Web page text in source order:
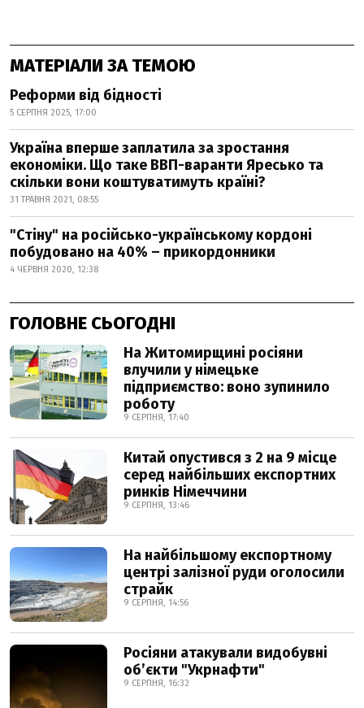
МАТЕРІАЛИ ЗА ТЕМОЮ
Реформи від бідності
5 СЕРПНЯ 2025, 17:00
Україна вперше заплатила за зростання
економіки. Що таке ВВП-варанти Яресько та
скільки вони коштуватимуть країні?
31 ТРАВНЯ 2021, 08:55
"Стіну" на російсько-українському кордоні
побудовано на 40% – прикордонники
4 ЧЕРВНЯ 2020, 12:38
ГОЛОВНЕ СЬОГОДНІ
На Житомирщині росіяни
влучили у німецьке
підприємство: воно зупинило
роботу
9 СЕРПНЯ, 17:40
Китай опустився з 2 на 9 місце
серед найбільших експортних
ринків Німеччини
9 СЕРПНЯ, 13:46
На найбільшому експортному
центрі залізної руди оголосили
страйк
9 СЕРПНЯ, 14:56
Росіяни атакували видобувні
обʼєкти "Укрнафти"
9 СЕРПНЯ, 16:32